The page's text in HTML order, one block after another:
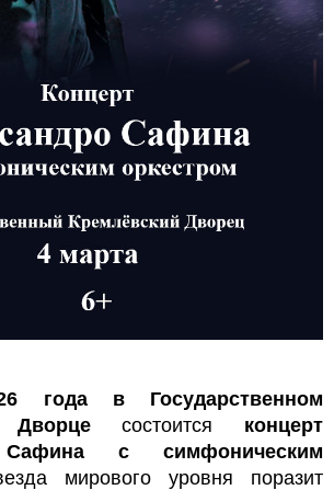
года в Государственном
Дворцесостоится концерт
Сафина с симфоническим
мирового уровня поразит